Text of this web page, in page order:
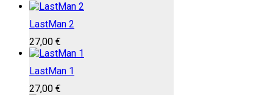
LastMan 2
27,00 €
LastMan 1
27,00 €